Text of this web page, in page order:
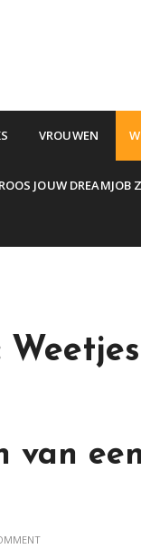
VROUWEN
JOUW DREAMJOB
Weetjes
van